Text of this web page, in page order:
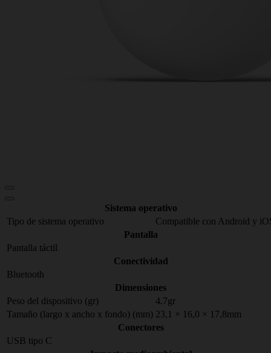
Sistema operativo
Tipo de sistema operativo
Compatible con Android y
Pantalla
Pantalla táctil
Conectividad
Bluetooth
Dimensiones
Peso del dispositivo (gr)
4.7gr
Tamaño (largo x ancho x fondo) (mm) 23,1 × 16,0 × 17,8mm
Conectores
USB tipo C